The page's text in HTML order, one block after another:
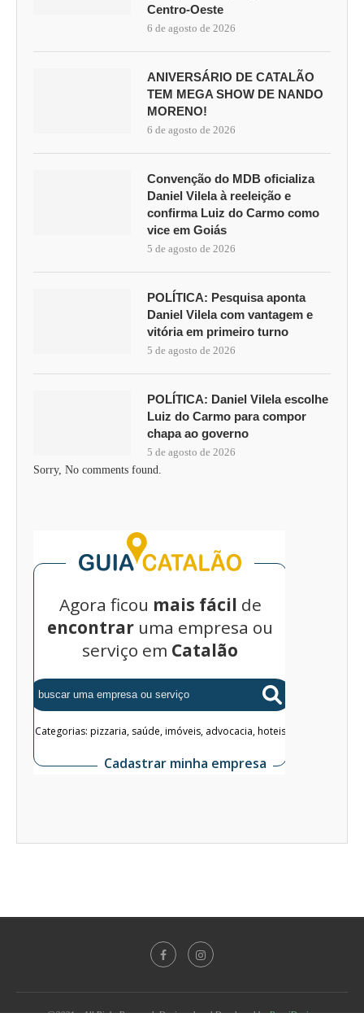
Centro-Oeste
6 de agosto de 2026
ANIVERSÁRIO DE CATALÃO
TEM MEGA SHOW DE NANDO
MORENO!
6 de agosto de 2026
Convenção do MDB oficializa
Daniel Vilela à reeleição e
confirma Luiz do Carmo como
vice em Goiás
5 de agosto de 2026
POLÍTICA: Pesquisa aponta
Daniel Vilela com vantagem e
vitória em primeiro turno
5 de agosto de 2026
POLÍTICA: Daniel Vilela escolhe
Luiz do Carmo para compor
chapa ao governo
5 de agosto de 2026
Sorry, No comments found.
@2021 - All Right Reserved. Designed and Developed byPenciDesign